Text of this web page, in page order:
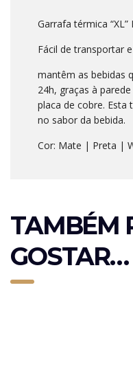
Garrafa térmica “XL”
Fácil de transportar
mantêm as bebidas
24h, graças à
placa de cobre.
no sabor da bebida.
Cor: Mate | Preta |
TAMBÉM
GOSTAR…